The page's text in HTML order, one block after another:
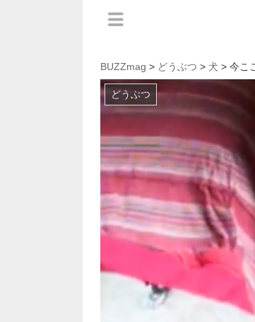
BUZZmag > どうぶつ > 犬 > 今こ
どうぶつ